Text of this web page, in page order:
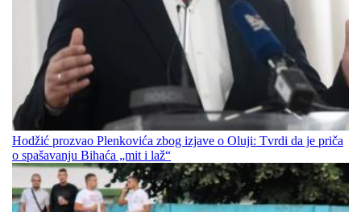
Hodžić prozvao Plenkovića zbog izjave o Oluji: Tvrdi da je priča
o spašavanju Bihaća „mit i laž“